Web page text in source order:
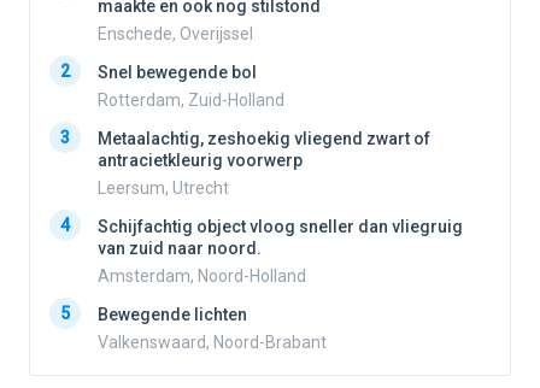
maakte en ook nog stilstond
Enschede, Overijssel
2
Snel bewegende bol
Rotterdam, Zuid-Holland
3
Metaalachtig, zeshoekig vliegend zwart of
antracietkleurig voorwerp
Leersum, Utrecht
4
Schijfachtig object vloog sneller dan vliegruig
van zuid naar noord.
Amsterdam, Noord-Holland
5
Bewegende lichten
Valkenswaard, Noord-Brabant